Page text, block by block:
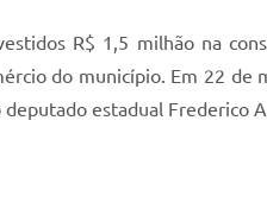
R$ 1,5 milhão na
do município. Em 22 de
estadual Frederico